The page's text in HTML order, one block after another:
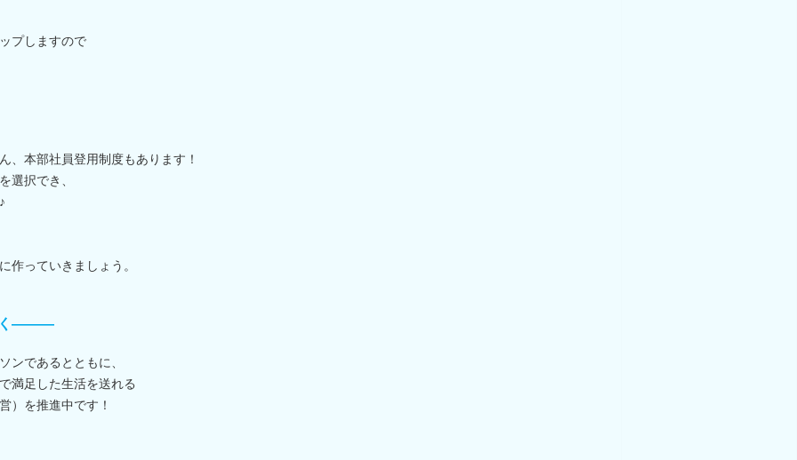
プしますので
、本部社員登用制度もあります！
選択でき、
作っていきましょう。
く―――
ンであるとともに、
満足した生活を送れる
）を推進中です！